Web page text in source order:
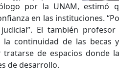
por la UNAM,
en las instituciones.
El también
la continuidad de las becas
tratarse de espacios donde
de desarrollo.